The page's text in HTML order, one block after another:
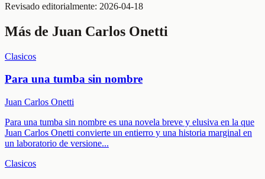
Revisado editorialmente: 2026-04-18
Más de Juan Carlos Onetti
Clasicos
Para una tumba sin nombre
Juan Carlos Onetti
Para una tumba sin nombre es una novela breve y elusiva en la que
Juan Carlos Onetti convierte un entierro y una historia marginal en
un laboratorio de versione...
Clasicos